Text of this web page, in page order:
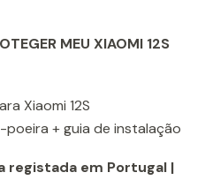
MEU XIAOMI 12S
Xiaomi 12S
+ guia de instalação
registada em Portugal |